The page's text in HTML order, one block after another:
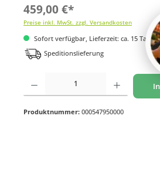
459,00 €*
Preise inkl. MwSt. zzgl. Versandkosten
Sofort verfügbar, Lieferzeit: ca. 15 Tage
Speditionslieferung
Produkt Anzahl: Gib den gewünschten Wert
Produktnummer: 000547950000